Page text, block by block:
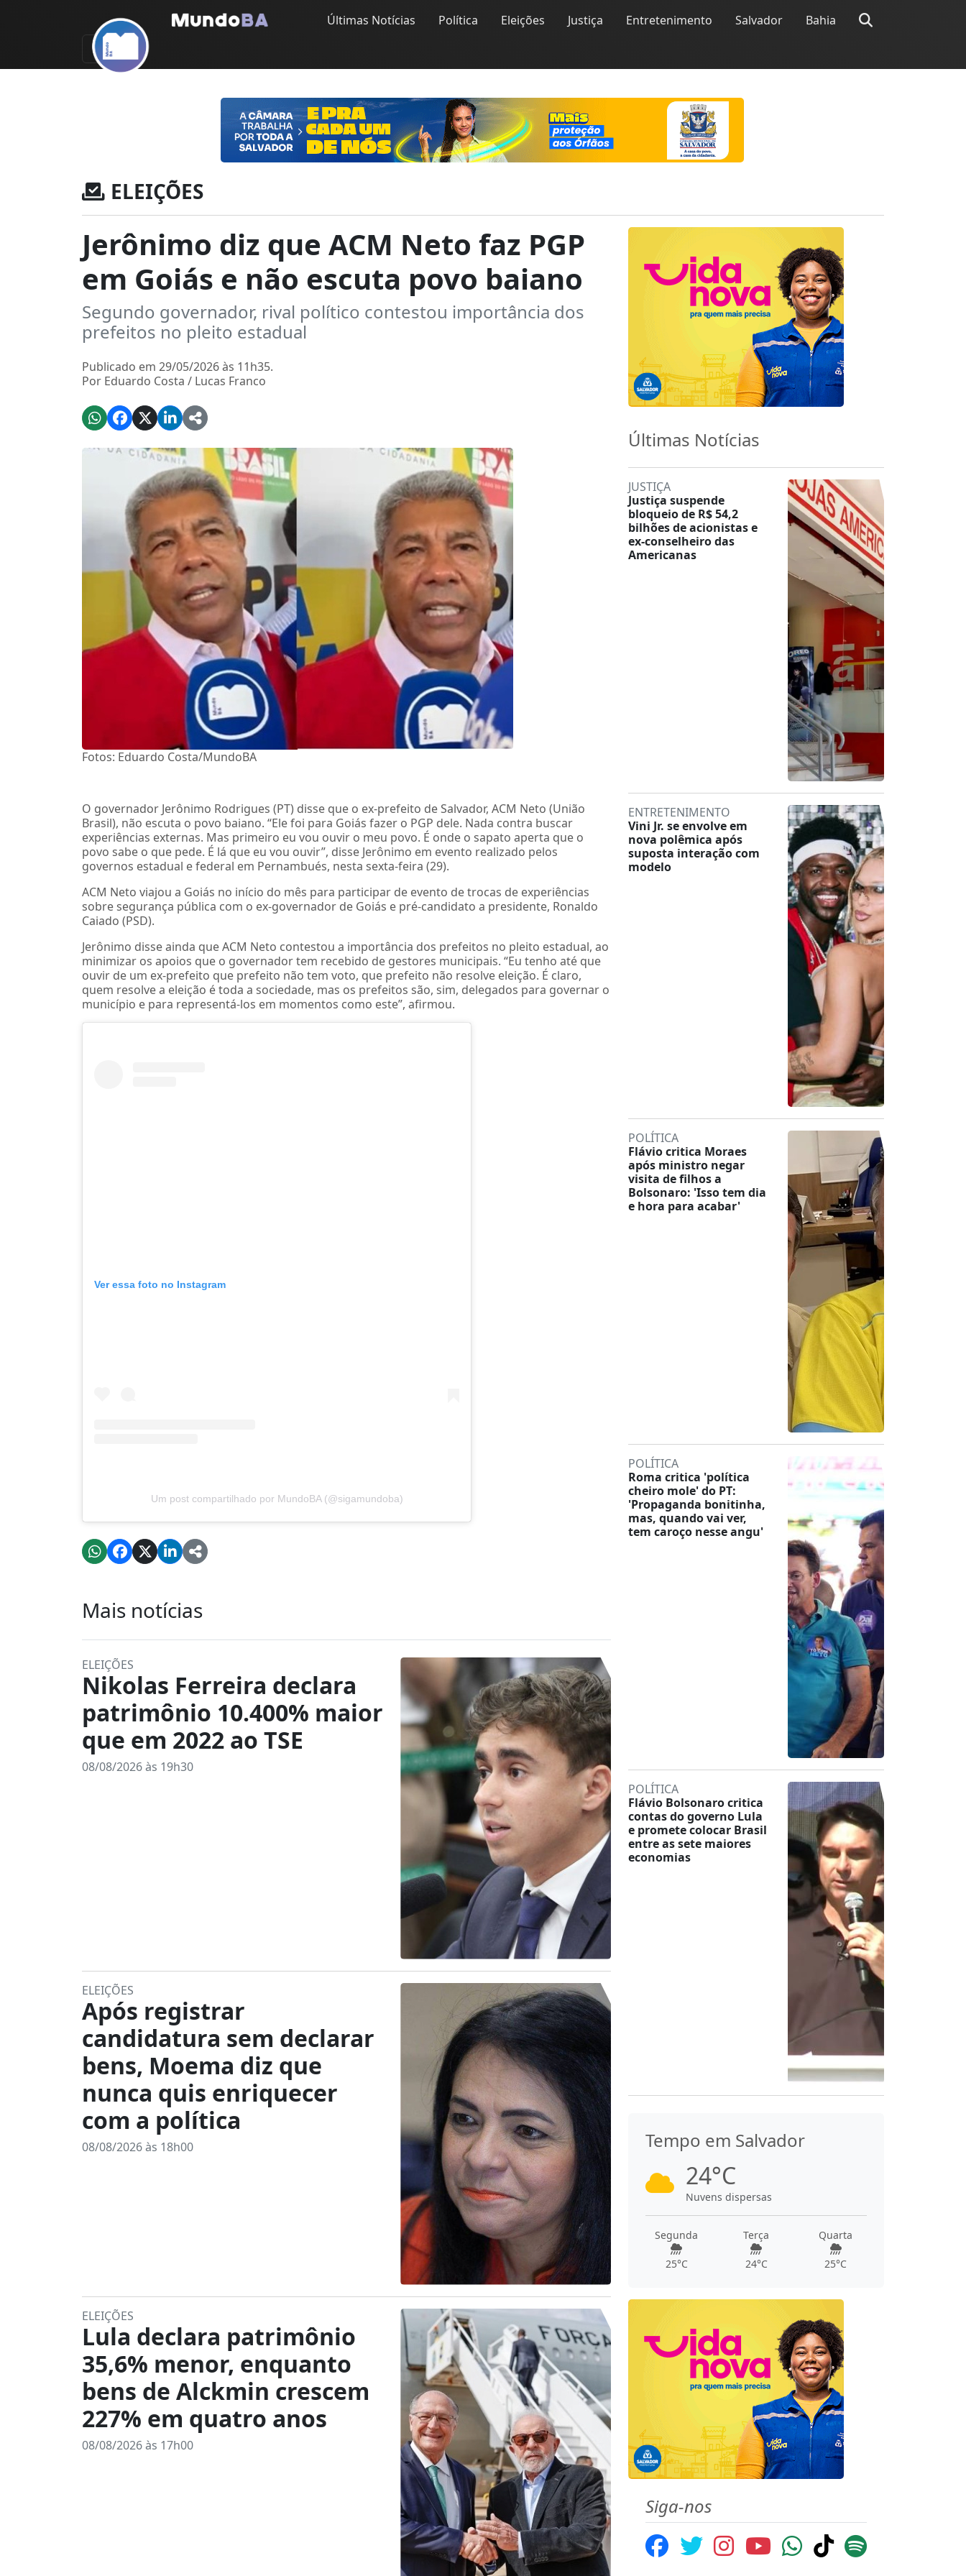
Últimas Notícias Política Eleições Justiça Entretenimento Salvador Bahia
ELEIÇÕES
Jerônimo diz que ACM Neto faz PGP
em Goiás e não escuta povo baiano
Segundo governador, rival político contestou importância dos
prefeitos no pleito estadual
Publicado em 29/05/2026 às 11h35.
Por Eduardo Costa / Lucas Franco
Fotos: Eduardo Costa/MundoBA
O governador Jerônimo Rodrigues (PT) disse que o ex-prefeito de Salvador, ACM Neto (União
Brasil), não escuta o povo baiano. “Ele foi para Goiás fazer o PGP dele. Nada contra buscar
experiências externas. Mas primeiro eu vou ouvir o meu povo. É onde o sapato aperta que o
povo sabe o que pede. É lá que eu vou ouvir”, disse Jerônimo em evento realizado pelos
governos estadual e federal em Pernambués, nesta sexta-feira (29).
ACM Neto viajou a Goiás no início do mês para participar de evento de trocas de experiências
sobre segurança pública com o ex-governador de Goiás e pré-candidato a presidente, Ronaldo
Caiado (PSD).
Jerônimo disse ainda que ACM Neto contestou a importância dos prefeitos no pleito estadual, ao
minimizar os apoios que o governador tem recebido de gestores municipais. “Eu tenho até que
ouvir de um ex-prefeito que prefeito não tem voto, que prefeito não resolve eleição. É claro,
quem resolve a eleição é toda a sociedade, mas os prefeitos são, sim, delegados para governar o
município e para representá-los em momentos como este”, afirmou.
Ver essa foto no Instagram
Um post compartilhado por MundoBA (@sigamundoba)
Mais notícias
ELEIÇÕES
Nikolas Ferreira declara
patrimônio 10.400% maior
que em 2022 ao TSE
08/08/2026 às 19h30
ELEIÇÕES
Após registrar
candidatura sem declarar
bens, Moema diz que
nunca quis enriquecer
com a política
08/08/2026 às 18h00
ELEIÇÕES
Lula declara patrimônio
35,6% menor, enquanto
bens de Alckmin crescem
227% em quatro anos
08/08/2026 às 17h00
Últimas Notícias
JUSTIÇA
Justiça suspende
bloqueio de R$ 54,2
bilhões de acionistas e
ex-conselheiro das
Americanas
ENTRETENIMENTO
Vini Jr. se envolve em
nova polêmica após
suposta interação com
modelo
POLÍTICA
Flávio critica Moraes
após ministro negar
visita de filhos a
Bolsonaro: 'Isso tem dia
e hora para acabar'
POLÍTICA
Roma critica 'política
cheiro mole' do PT:
'Propaganda bonitinha,
mas, quando vai ver,
tem caroço nesse angu'
POLÍTICA
Flávio Bolsonaro critica
contas do governo Lula
e promete colocar Brasil
entre as sete maiores
economias
Tempo em Salvador
24°C
Nuvens dispersas
Segunda
25°C
Terça
24°C
Quarta
25°C
Siga-nos